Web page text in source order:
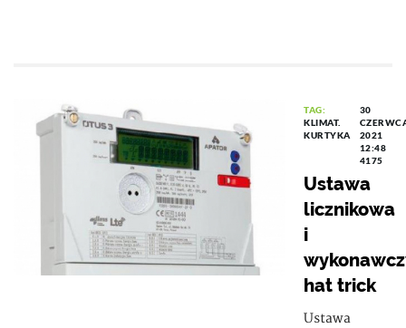
TAG:
KLIMAT.
KURTYKA
30
2021
12:48
4175
Ustawa
licznikowa
i
hat trick
Ustawa